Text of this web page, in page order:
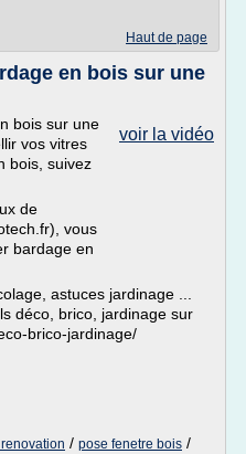
Haut de page
en bois sur une
voir la vidéo
bois sur une
vos vitres
bois, suivez
de
vous
bardage en
astuces jardinage ...
déco, brico, jardinage sur
brico-jardinage/
/ pose fenetre bois /